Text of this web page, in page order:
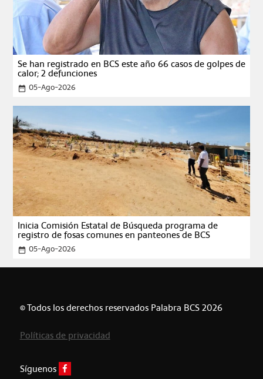
Se han registrado en BCS este año 66 casos de golpes de
calor; 2 defunciones
date_range 05-Ago-2026
Inicia Comisión Estatal de Búsqueda programa de
registro de fosas comunes en panteones de BCS
date_range 05-Ago-2026
© Todos los derechos reservados Palabra BCS 2026
Políticas de privacidad
Síguenos